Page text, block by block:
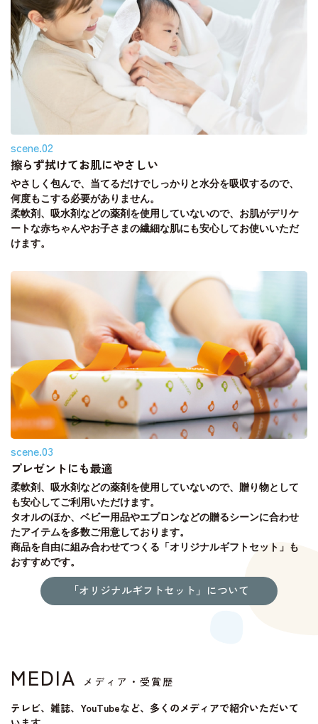
scene.02
擦らず拭けてお肌にやさしい
やさしく包んで、当てるだけでしっかりと水分を吸収するので、
何度もこする必要がありません。
柔軟剤、吸水剤などの薬剤を使用していないので、お肌がデリケ
ートな赤ちゃんやお子さまの繊細な肌にも安心してお使いいただ
けます。
scene.03
プレゼントにも最適
柔軟剤、吸水剤などの薬剤を使用していないので、贈り物として
も安心してご利用いただけます。
タオルのほか、ベビー用品やエプロンなどの贈るシーンに合わせ
たアイテムを多数ご用意しております。
商品を自由に組み合わせてつくる「オリジナルギフトセット」も
おすすめです。
「オリジナルギフトセット」について
MEDIA
メディア・受賞歴
テレビ、雑誌、YouTubeなど、多くのメディアで紹介いただいて